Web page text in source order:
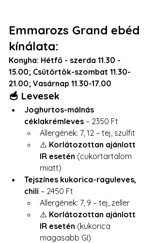
Emmarozs Grand ebéd
kínálata:
Konyha: Hétfő - szerda 11.30 -
15.00; Csütörtök-szombat 11.30-
21.00; Vasárnap 11.30-17.00
🥣 Levesek
Joghurtos-málnás
céklakrémleves – 2350 Ft
Allergének: 7, 12 – tej, szulfit
⚠️ Korlátozottan ajánlott
IR esetén (cukortartalom
miatt)
Tejszínes kukorica-raguleves,
chili – 2450 Ft
Allergének: 7, 9 – tej, zeller
⚠️ Korlátozottan ajánlott
IR esetén (kukorica
magasabb GI)